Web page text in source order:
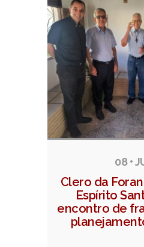
08 •
Clero da
Espírito
encontro de